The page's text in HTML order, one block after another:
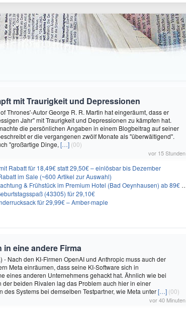
mit Traurigkeit und Depressionen
Thrones'-Autor George R. R. Martin hat eingeräumt, dass er
Jahr" mit Traurigkeit und Depressionen zu kämpfen hat.
die persönlichen Angaben in einem Blogbeitrag auf seiner
er die vergangenen zwölf Monate als "überwältigend".
"großartige Dinge, […] (00)
vor 15 Stunden
Rabatt für 18,49€ statt 29,50€ – einlösbar bis Dezember
im Sale (~600 Artikel zur Auswahl)
& Frühstück im Premium Hotel (Bad Oeynhausen) ab 89€ p.P.
(43305) für 29,10€
für 29,99€ – Amber-maple
eine andere Firma
- Nach den KI-Firmen OpenAI und Anthropic muss auch der
Meta einräumen, dass seine KI-Software sich in
eines anderen Unternehmens gehackt hat. Ähnlich wie bei
der beiden Rivalen lag das Problem auch hier in einer
des Systems bei demselben Testpartner, wie Meta unter[…] (00)
vor 40 Minuten